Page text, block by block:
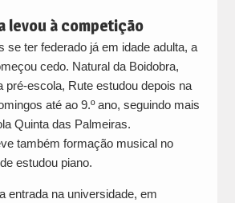
levou à competição
se ter federado já em idade adulta, a
cedo. Natural da Boidobra,
pré-escola, Rute estudou depois na
até ao 9.º ano, seguindo mais
Quinta das Palmeiras.
também formação musical no
estudou piano.
entrada na universidade, em